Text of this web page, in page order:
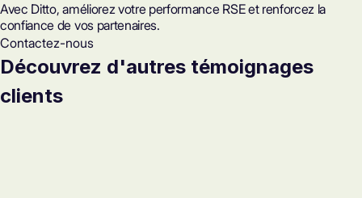
Avec Ditto, améliorez votre performance RSE et renforcez la
confiance de vos partenaires.
Contactez-nous
Découvrez d'autres témoignages
clients